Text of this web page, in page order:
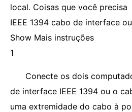
local. Coisas que você precisa
IEEE 1394 cabo de interface
Show Mais instruções
1
Conecte os dois
de interface IEEE 1394 ou o
uma extremidade do cabo à